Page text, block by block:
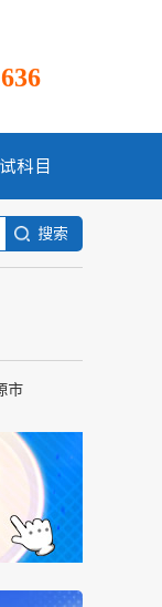
科目
市